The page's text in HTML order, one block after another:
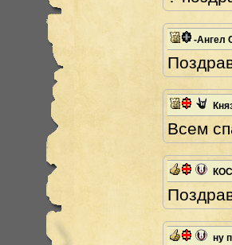
-Ангел
Всем
ну